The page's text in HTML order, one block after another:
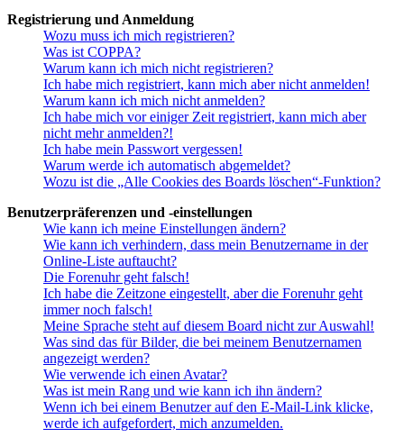
Registrierung und Anmeldung
Wozu muss ich mich registrieren?
Was ist COPPA?
Warum kann ich mich nicht registrieren?
Ich habe mich registriert, kann mich aber nicht anmelden!
Warum kann ich mich nicht anmelden?
Ich habe mich vor einiger Zeit registriert, kann mich aber
nicht mehr anmelden?!
Ich habe mein Passwort vergessen!
Warum werde ich automatisch abgemeldet?
Wozu ist die „Alle Cookies des Boards löschen“-Funktion?
Benutzerpräferenzen und -einstellungen
Wie kann ich meine Einstellungen ändern?
Wie kann ich verhindern, dass mein Benutzername in der
Online-Liste auftaucht?
Die Forenuhr geht falsch!
Ich habe die Zeitzone eingestellt, aber die Forenuhr geht
immer noch falsch!
Meine Sprache steht auf diesem Board nicht zur Auswahl!
Was sind das für Bilder, die bei meinem Benutzernamen
angezeigt werden?
Wie verwende ich einen Avatar?
Was ist mein Rang und wie kann ich ihn ändern?
Wenn ich bei einem Benutzer auf den E-Mail-Link klicke,
werde ich aufgefordert, mich anzumelden.